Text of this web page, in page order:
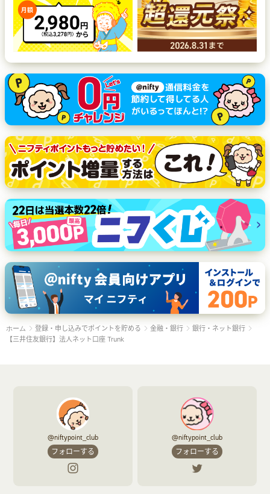
ホーム 登録・申し込みでポイントを貯める 金融・銀行
銀行・ネット銀行
【三井住友銀行】法人ネット口座 Trunk
@niftypoint_club
フォローする
@niftypoint_club
フォローする